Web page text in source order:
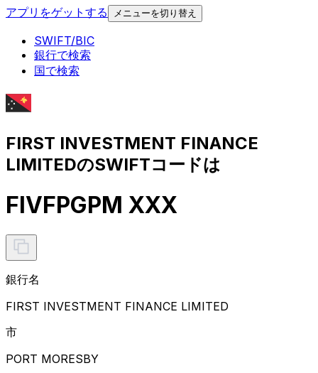
アプリをゲットする
メニューを切り替え
SWIFT/BIC
銀行で検索
国で検索
FIRST INVESTMENT FINANCE
LIMITEDのSWIFTコードは
FIVFPGPM XXX
銀行名
FIRST INVESTMENT FINANCE LIMITED
市
PORT MORESBY